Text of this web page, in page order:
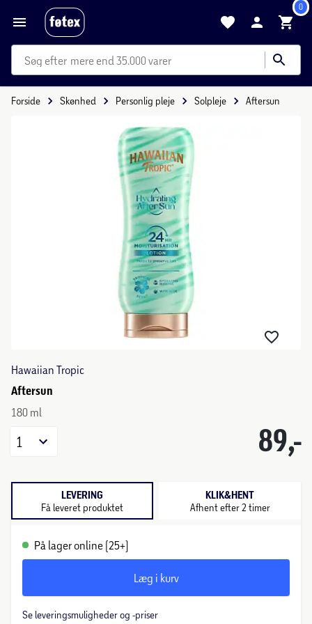
0
mere end 35.000 varer
Forside Skønhed Personlig pleje Solpleje Aftersun
Hawaiian Tropic
Aftersun
180 ml
89,-
1
LEVERING
Få leveret produktet
KLIK&HENT
Afhent efter 2 timer
På lager online (25+)
Læg i kurv
Se leveringsmuligheder og -priser